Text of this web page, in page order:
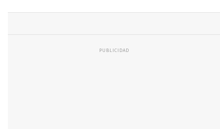
PUBLICIDAD